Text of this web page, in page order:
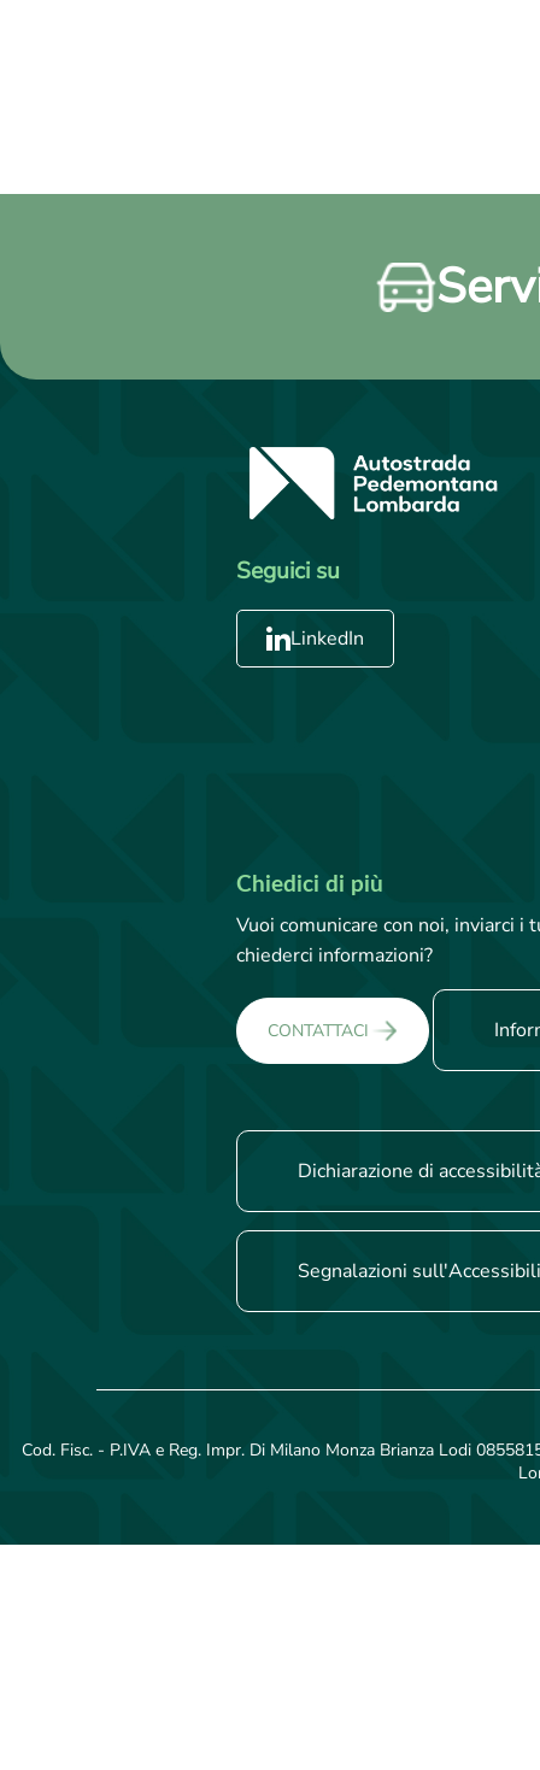
Seguici su
LinkedIn
Chiedici di più
Vuoi comunicare con noi, inviarci
chiederci informazioni?
CONTATTACI
Dichiarazione di
Segnalazioni
Cod. Fisc. - P.IVA e Reg. Impr. Di Milano Monza Brianza Lodi